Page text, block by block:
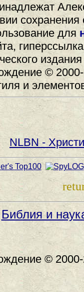
для
©
и
NLBN -
Библия и
©